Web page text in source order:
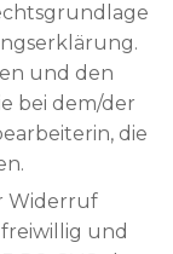
und den
bei dem/der
die
Widerruf
und